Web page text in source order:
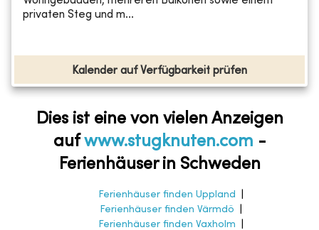
privaten Steg und m...
Kalender auf Verfügbarkeit prüfen
Dies ist eine von vielen Anzeigen
auf www.stugknuten.com -
Ferienhäuser in Schweden
Ferienhäuser finden Uppland
Ferienhäuser finden Värmdö
Ferienhäuser finden Vaxholm